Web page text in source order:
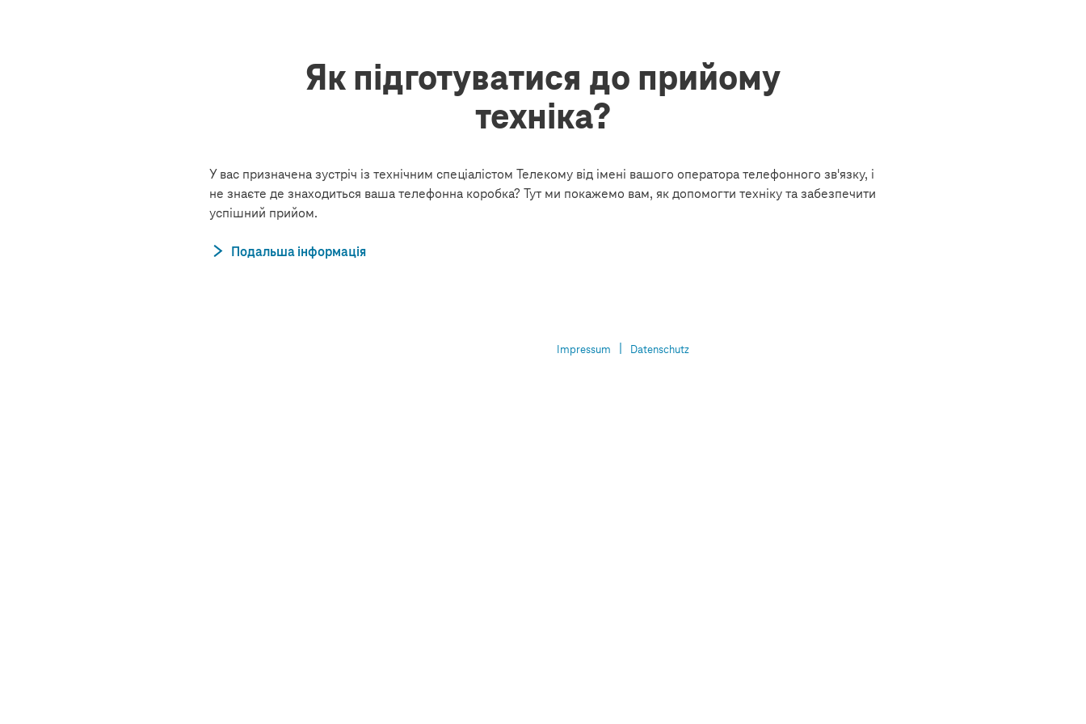
Як підготуватися до прийому
техніка?
У вас призначена зустріч із технічним спеціалістом Телекому від імені вашого оператора телефонного зв'язку, і
не знаєте де знаходиться ваша телефонна коробка? Тут ми покажемо вам, як допомогти техніку та забезпечити
успішний прийом.
Подальша інформація
Impressum Datenschutz